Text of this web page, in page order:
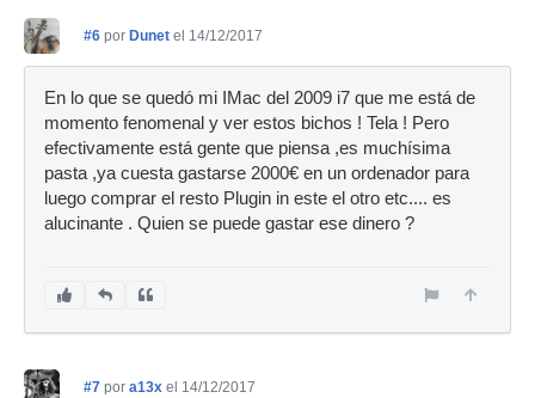
#6 por Dunet el 14/12/2017
En lo que se quedó mi IMac del 2009 i7 que me está de
momento fenomenal y ver estos bichos ! Tela ! Pero
efectivamente está gente que piensa ,es muchísima
pasta ,ya cuesta gastarse 2000€ en un ordenador para
luego comprar el resto Plugin in este el otro etc.... es
alucinante . Quien se puede gastar ese dinero ?
#7 por a13x el 14/12/2017